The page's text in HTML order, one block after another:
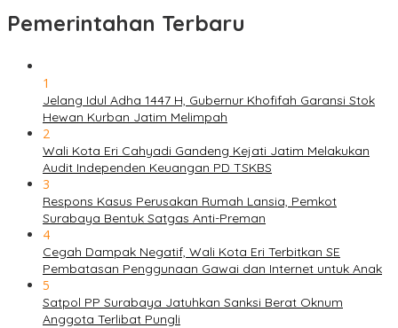
Pemerintahan Terbaru
1
Jelang Idul Adha 1447 H, Gubernur Khofifah Garansi Stok
Hewan Kurban Jatim Melimpah
2
Wali Kota Eri Cahyadi Gandeng Kejati Jatim Melakukan
Audit Independen Keuangan PD TSKBS
3
Respons Kasus Perusakan Rumah Lansia, Pemkot
Surabaya Bentuk Satgas Anti-Preman
4
Cegah Dampak Negatif, Wali Kota Eri Terbitkan SE
Pembatasan Penggunaan Gawai dan Internet untuk Anak
5
Satpol PP Surabaya Jatuhkan Sanksi Berat Oknum
Anggota Terlibat Pungli